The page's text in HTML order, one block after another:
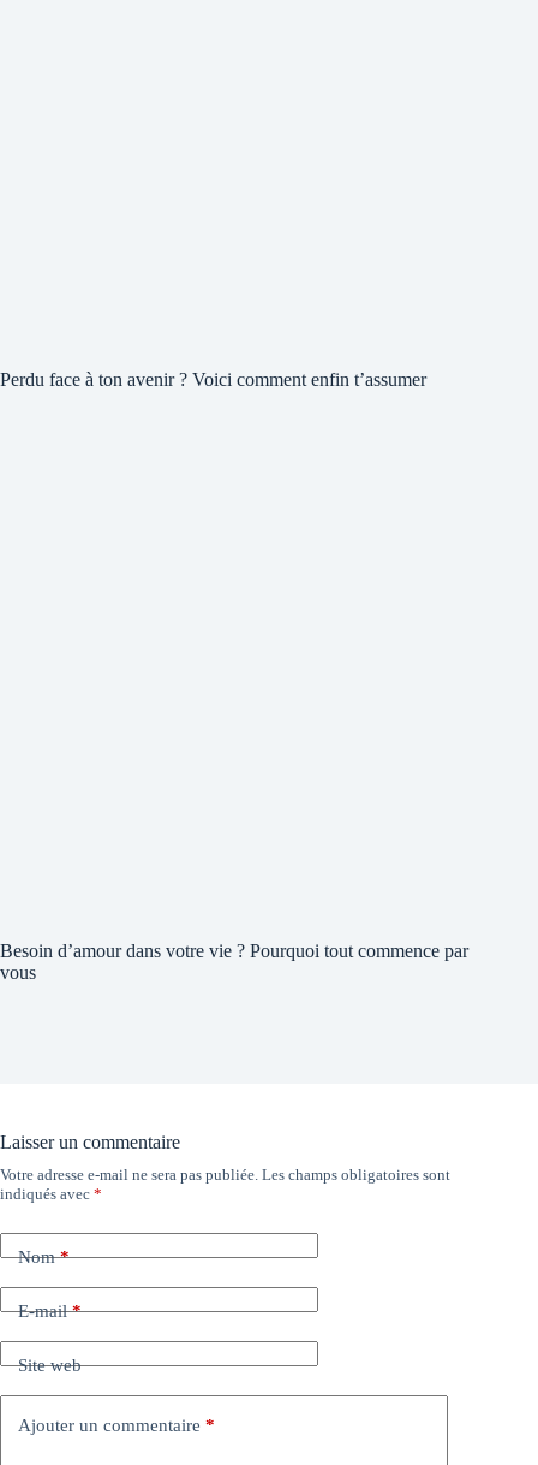
Perdu face à ton avenir ? Voici comment enfin t’assumer
Besoin d’amour dans votre vie ? Pourquoi tout commence par
vous
Laisser un commentaire
Votre adresse e-mail ne sera pas publiée. Les champs obligatoires sont
indiqués avec *
Nom*
E-mail*
Site web
Ajouter un commentaire *